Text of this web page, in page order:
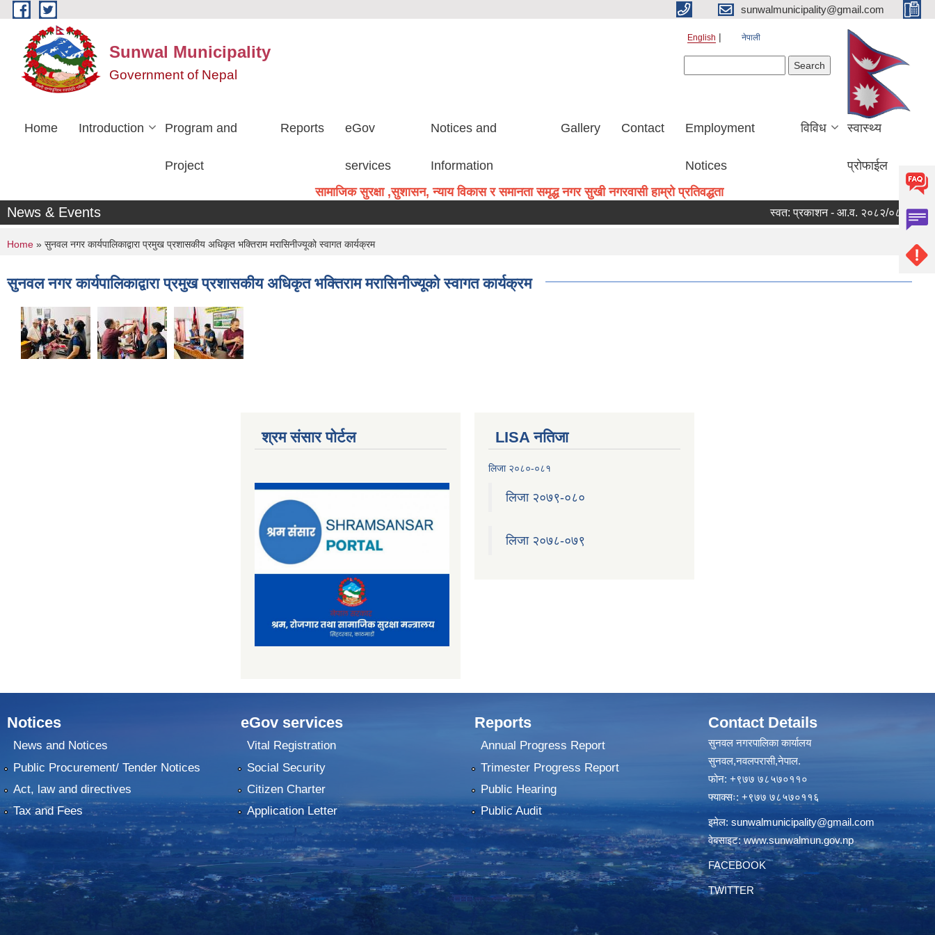
Skip to main content sunwalmunicipality@gmail.com
Sunwal Municipality
Government of Nepal
English नेपाली
Home Introduction Program and
Project
Reports eGov
services
Notices and
Information
Gallery Contact Employment
Notices
विविध स्वास्थ्य
प्रोफाईल
सामाजिक सुरक्षा ,सुशासन, न्याय विकास र समानता समृद्ध नगर सुखी नगरवासी हाम्रो प्रतिवद्धता
News & Events स्वत: प्रकाशन - आ.व. २०८२/०८३ को चौथो
You are here
Home » सुनवल नगर कार्यपालिकाद्वारा प्रमुख प्रशासकीय अधिकृत भक्तिराम मरासिनीज्यूको स्वागत कार्यक्रम
सुनवल नगर कार्यपालिकाद्वारा प्रमुख प्रशासकीय अधिकृत भक्तिराम मरासिनीज्यूको स्वागत कार्यक्रम
श्रम संसार पोर्टल LISA नतिजा
लिजा २०८०-०८१
लिजा २०७९-०८०
लिजा २०७८-०७९
Notices
News and Notices
Public Procurement/ Tender Notices
Act, law and directives
Tax and Fees
eGov services
Vital Registration
Social Security
Citizen Charter
Application Letter
Reports
Annual Progress Report
Trimester Progress Report
Public Hearing
Public Audit
Contact Details
सुनवल नगरपालिका कार्यालय
सुनवल,नवलपरासी,नेपाल.
फोन: +९७७ ७८५७०११०
फ्याक्सः: +९७७ ७८५७०११६
इमेल: sunwalmunicipality@gmail.com
वेबसाइट:www.sunwalmun.gov.np
FACEBOOK
TWITTER